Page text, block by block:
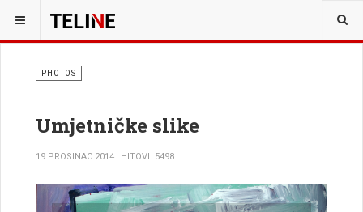
PHOTOS
Umjetničke slike
19 PROSINAC 2014 HITOVI: 5498
Previous Next